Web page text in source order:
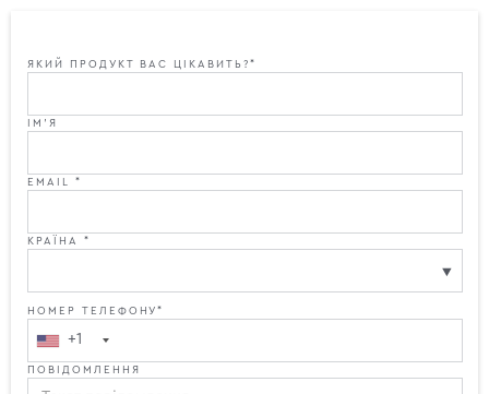
ЯКИЙ ПРОДУКТ ВАС ЦІКАВИТЬ?*
ІМ'Я
EMAIL *
КРАЇНА *
НОМЕР ТЕЛЕФОНУ*
+1
ПОВІДОМЛЕННЯ